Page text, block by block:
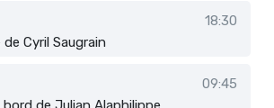
18:30
Cyril Saugrain
09:45